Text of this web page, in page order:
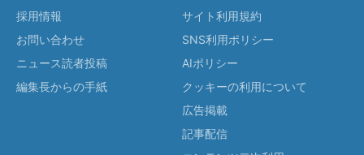
採用情報
お問い合わせ
ニュース読者投稿
編集長からの手紙
サイト利用規約
SNS利用ポリシー
AIポリシー
クッキーの利用について
広告掲載
記事配信